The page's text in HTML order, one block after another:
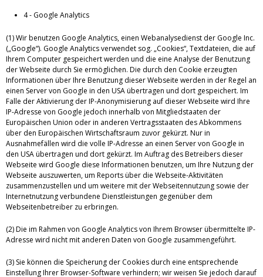
4 - Google Analytics
(1) Wir benutzen Google Analytics, einen Webanalysedienst der Google Inc.
(„Google“). Google Analytics verwendet sog. „Cookies“, Textdateien, die auf
Ihrem Computer gespeichert werden und die eine Analyse der Benutzung
der Webseite durch Sie ermöglichen. Die durch den Cookie erzeugten
Informationen über Ihre Benutzung dieser Webseite werden in der Regel an
einen Server von Google in den USA übertragen und dort gespeichert. Im
Falle der Aktivierung der IP-Anonymisierung auf dieser Webseite wird Ihre
IP-Adresse von Google jedoch innerhalb von Mitgliedstaaten der
Europäischen Union oder in anderen Vertragsstaaten des Abkommens
über den Europäischen Wirtschaftsraum zuvor gekürzt. Nur in
Ausnahmefällen wird die volle IP-Adresse an einen Server von Google in
den USA übertragen und dort gekürzt. Im Auftrag des Betreibers dieser
Webseite wird Google diese Informationen benutzen, um Ihre Nutzung der
Webseite auszuwerten, um Reports über die Webseite-Aktivitäten
zusammenzustellen und um weitere mit der Webseitennutzung sowie der
Internetnutzung verbundene Dienstleistungen gegenüber dem
Webseitenbetreiber zu erbringen.
(2) Die im Rahmen von Google Analytics von Ihrem Browser übermittelte IP-
Adresse wird nicht mit anderen Daten von Google zusammengeführt.
(3) Sie können die Speicherung der Cookies durch eine entsprechende
Einstellung Ihrer Browser-Software verhindern; wir weisen Sie jedoch darauf